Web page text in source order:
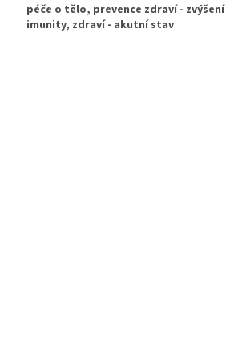
péče o tělo, prevence zdraví - zvýšení
imunity, zdraví - akutní stav